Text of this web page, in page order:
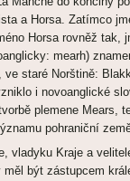
a Horsa. Zatímco
Horsa rovněž tak,
mearh)
staré Norštině:
i novoanglické
plemene Mears,
pohraniční
vladyku Kraje a
být zástupcem